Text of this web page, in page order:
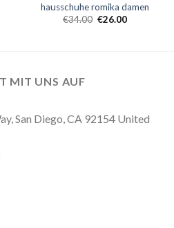
hausschuhe romika damen
€34.00 €26.00
MIT UNS AUF
San Diego, CA 92154 United